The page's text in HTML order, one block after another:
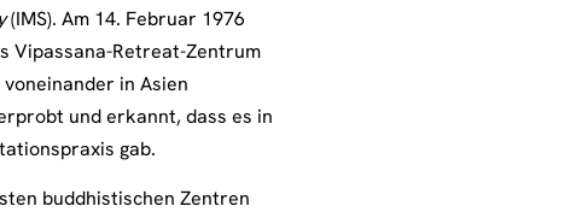
(IMS). Am 14. Februar 1976
Vipassana-Retreat-Zentrum
in Asien
und erkannt, dass es in
gab.
buddhistischen Zentren